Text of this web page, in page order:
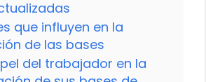
que influyen en la
de las bases
del trabajador en la